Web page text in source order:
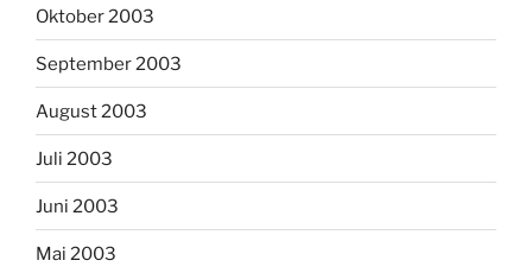
Oktober 2003
September 2003
August 2003
Juli 2003
Juni 2003
Mai 2003